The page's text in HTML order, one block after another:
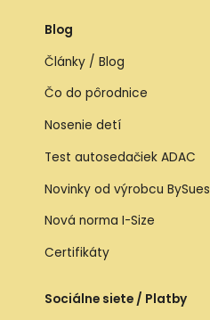
Blog
Články / Blog
Čo do pôrodnice
Nosenie detí
Test autosedačiek ADAC
Novinky od výrobcu BySues
Nová norma I-Size
Certifikáty
Sociálne siete / Platby